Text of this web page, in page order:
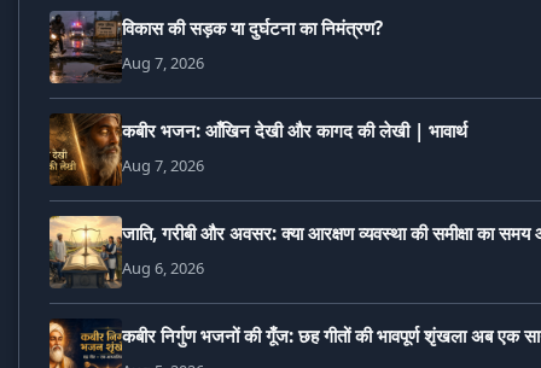
विकास की सड़क या दुर्घटना का निमंत्रण?
Aug 7, 2026
कबीर भजन: आँखिन देखी और कागद की लेखी | भावार्थ
Aug 7, 2026
जाति, गरीबी और अवसर: क्या आरक्षण व्यवस्था की समीक्षा का समय
Aug 6, 2026
कबीर निर्गुण भजनों की गूँज: छह गीतों की भावपूर्ण शृंखला अब एक